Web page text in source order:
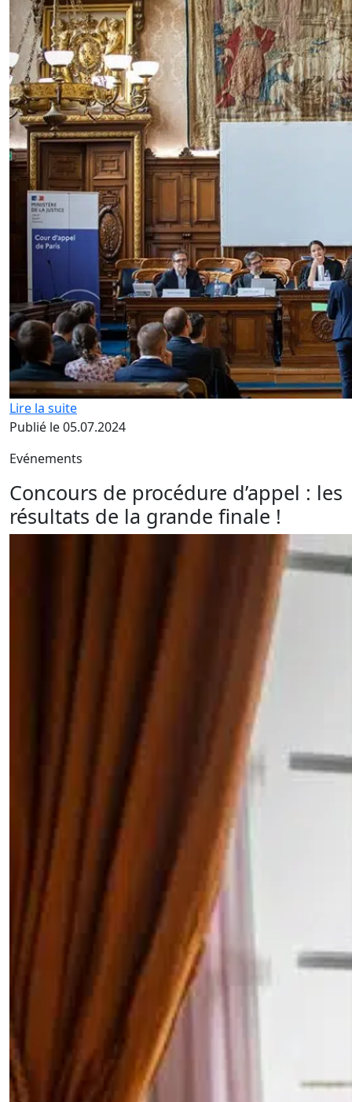
Lire la suite
Publié le 05.07.2024
Evénements
Concours de procédure d’appel : les
résultats de la grande finale !